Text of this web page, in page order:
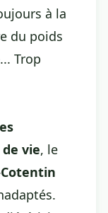
à la
du poids
Trop
vie, le